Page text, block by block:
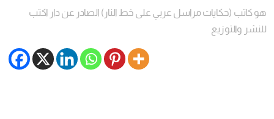
هو كاتب (حكايات مراسل عربي على خط النار) الصادر عن دار اكتب
للنشر والتوزيع